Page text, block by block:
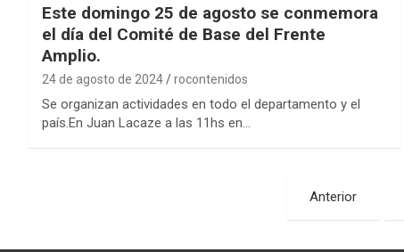
Este domingo 25 de agosto se conmemora
el día del Comité de Base del Frente
Amplio.
24 de agosto de 2024 rocontenidos
Se organizan actividades en todo el departamento y el
país.En Juan Lacaze a las 11hs en…
Anterior